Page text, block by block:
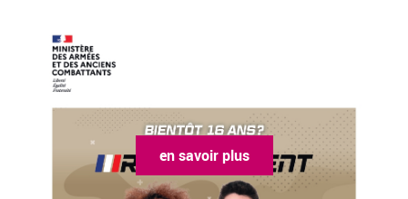
en savoir plus